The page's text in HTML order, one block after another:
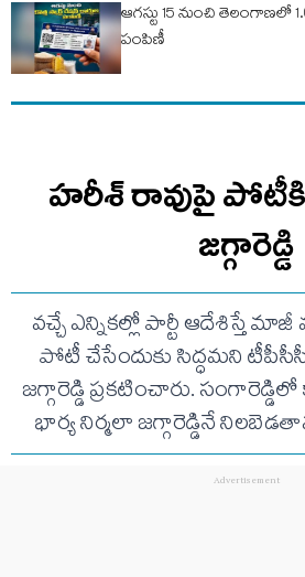
ఆగస్టు 15 నుంచి తెలంగాణలో
పంపిణీ
హరీశ్ రావుపై పోటీకి
జగ్గారెడ్డి
వచ్చే ఎన్నికల్లో పార్టీ ఆదేశిస్తే
పోటీ చేసేందుకు సిద్ధమని
జగ్గారెడ్డి ప్రకటించారు.
భార్య నిర్మలా జగ్గారెడ్డినే